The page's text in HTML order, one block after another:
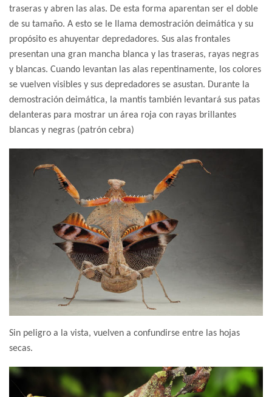
traseras y abren las alas. De esta forma aparentan ser el doble
de su tamaño. A esto se le llama demostración deimática y su
propósito es ahuyentar depredadores. Sus alas frontales
presentan una gran mancha blanca y las traseras, rayas negras
y blancas. Cuando levantan las alas repentinamente, los colores
se vuelven visibles y sus depredadores se asustan. Durante la
demostración deimática, la mantis también levantará sus patas
delanteras para mostrar un área roja con rayas brillantes
blancas y negras (patrón cebra)
Sin peligro a la vista, vuelven a confundirse entre las hojas
secas.